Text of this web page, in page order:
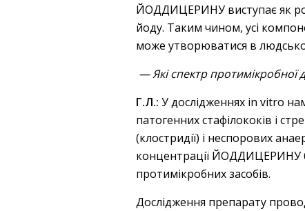
ЙОДДИЦЕРИНУ виступає як
йоду. Таким чином, усі
може утворюватися в
— Які спектр
Г.Л.: У дослідженнях in vitro
патогенних стафілококів і
(клостридії) і неспорових
концентрації ЙОДДИЦЕРИНУ
протимікробних засобів.
Дослідження препарату